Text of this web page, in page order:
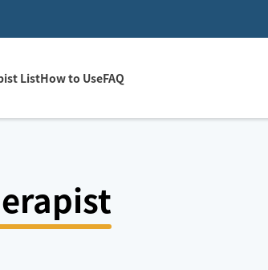
ListHow to UseFAQ